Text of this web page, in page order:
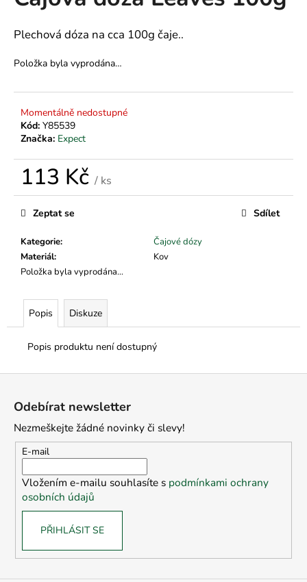
z
5Plechová dóza na cca 100g čaje..
Položka byla vyprodána…
Momentálně nedostupné
Kód: Y85539
Značka: Expect
113 Kč / ks
Měrná
cena:
Kategorie:
Čajové dózy
Materiál:
Kov
Položka byla vyprodána…
Zeptat se Sdílet
Popis Diskuze
Popis produktu není dostupný
j
t
?
HLEDAT
D
o
p
o
u
m
Odebírat newsletter
Nezmeškejte žádné novinky či slevy!
E-mail
Vložením e-mailu souhlasíte s podmínkami ochrany
osobních údajů
PŘIHLÁSIT SE